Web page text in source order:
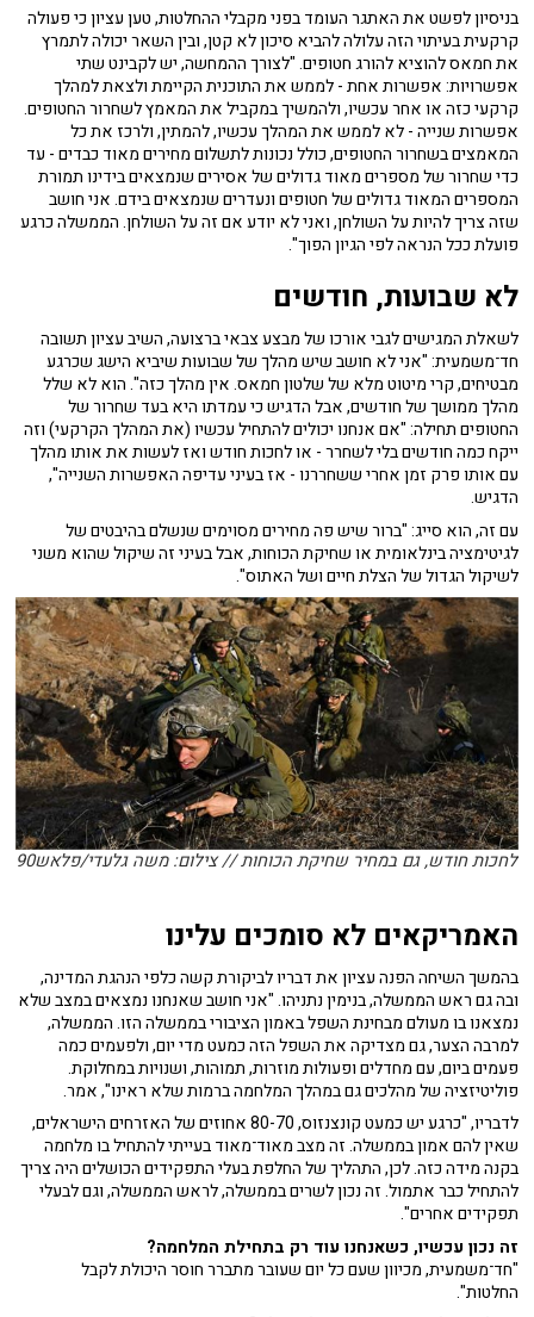
בניסיון לפשט את האתגר העומד בפני מקבלי ההחלטות, טען עציון כי פעולה
קרקעית בעיתוי הזה עלולה להביא סיכון לא קטן, ובין השאר יכולה לתמרץ
את חמאס להוציא להורג חטופים. "לצורך ההמחשה, יש לקבינט שתי
אפשרויות: אפשרות אחת - לממש את התוכנית הקיימת ולצאת למהלך
קרקעי כזה או אחר עכשיו, ולהמשיך במקביל את המאמץ לשחרור החטופים.
אפשרות שנייה - לא לממש את המהלך עכשיו, להמתין, ולרכז את כל
המאמצים בשחרור החטופים, כולל נכונות לתשלום מחירים מאוד כבדים - עד
כדי שחרור של מספרים מאוד גדולים של אסירים שנמצאים בידינו תמורת
המספרים המאוד גדולים של חטופים ונעדרים שנמצאים בידם. אני חושב
שזה צריך להיות על השולחן, ואני לא יודע אם זה על השולחן. הממשלה כרגע
פועלת ככל הנראה לפי הגיון הפוך".
לא שבועות, חודשים
לשאלת המגישים לגבי אורכו של מבצע צבאי ברצועה, השיב עציון תשובה
חד־משמעית: "אני לא חושב שיש מהלך של שבועות שיביא הישג שכרגע
מבטיחים, קרי מיטוט מלא של שלטון חמאס. אין מהלך כזה". הוא לא שלל
מהלך ממושך של חודשים, אבל הדגיש כי עמדתו היא בעד שחרור של
החטופים תחילה: "אם אנחנו יכולים להתחיל עכשיו (את המהלך הקרקעי) וזה
ייקח כמה חודשים בלי לשחרר - או לחכות חודש ואז לעשות את אותו מהלך
עם אותו פרק זמן אחרי ששחררנו - אז בעיני עדיפה האפשרות השנייה",
הדגיש.
עם זה, הוא סייג: "ברור שיש פה מחירים מסוימים שנשלם בהיבטים של
לגיטימציה בינלאומית או שחיקת הכוחות, אבל בעיני זה שיקול שהוא משני
לשיקול הגדול של הצלת חיים ושל האתוס".
לחכות חודש, גם במחיר שחיקת הכוחות // צילום: משה גלעדי/פלאש90
האמריקאים לא סומכים עלינו
בהמשך השיחה הפנה עציון את דבריו לביקורת קשה כלפי הנהגת המדינה,
ובה גם ראש הממשלה, בנימין נתניהו. "אני חושב שאנחנו נמצאים במצב שלא
נמצאנו בו מעולם מבחינת השפל באמון הציבורי בממשלה הזו. הממשלה,
למרבה הצער, גם מצדיקה את השפל הזה כמעט מדי יום, ולפעמים כמה
פעמים ביום, עם מחדלים ופעולות מוזרות, תמוהות, ושנויות במחלוקת.
פוליטיזציה של מהלכים גם במהלך המלחמה ברמות שלא ראינו", אמר.
לדבריו, "כרגע יש כמעט קונצנזוס, 80-70 אחוזים של האזרחים הישראלים,
שאין להם אמון בממשלה. זה מצב מאוד־מאוד בעייתי להתחיל בו מלחמה
בקנה מידה כזה. לכן, התהליך של החלפת בעלי התפקידים הכושלים היה צריך
להתחיל כבר אתמול. זה נכון לשרים בממשלה, לראש הממשלה, וגם לבעלי
תפקידים אחרים".
זה נכון עכשיו, כשאנחנו עוד רק בתחילת המלחמה?
"חד־משמעית, מכיוון שעם כל יום שעובר מתברר חוסר היכולת לקבל
החלטות".